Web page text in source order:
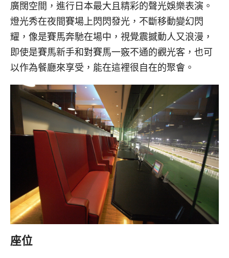
廣闊空間，進行日本最大且精彩的聲光娛樂表演。
燈光秀在夜間賽場上閃閃發光，不斷移動變幻閃
耀，像是賽馬奔馳在場中，視覺震撼動人又浪漫，
即使是賽馬新手和對賽馬一竅不通的觀光客，也可
以作為餐廳來享受，能在這裡很自在的聚會。
座位